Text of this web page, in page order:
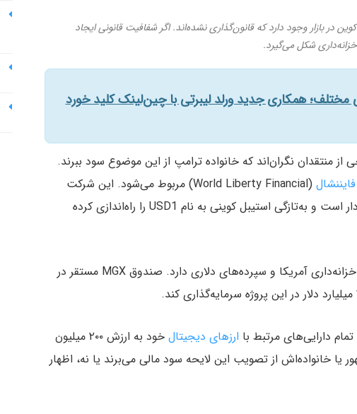
دلار استیبل‌ کوین در بازار وجود دارد که قانون‌گذاری نشده‌اند. اگر شفافیت قانونی ایجاد
شکل می‌گیرد.
منتقدان نگران‌اند که خانواده ترامپ از این موضوع سود ببرند.
(World Liberty Financial) مربوط می‌شود. این شرکت
کریپتویی از حمایت اعضای خانواده ترامپ برخوردار است و به‌تازگی استیبل‌ کوینی به نام USD1 را راه‌اندازی کرده
، پشتوانه‌ای متشکل از اوراق خزانه‌داری آمریکا و سپرده‌های دلاری دارد. صندوق MGX مستقر در
دارایی‌های مرتبط با ارزهای دیجیتال
خود به ارزش ۲۰۰ میلیون
یا خانواده‌اش از تصویب این لایحه سود مالی می‌برند یا نه، اظهار